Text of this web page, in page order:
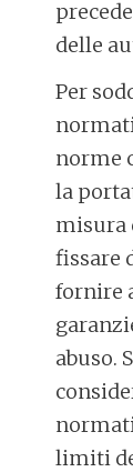
delle
Per
norme
la
misura
fissare
fornire
abuso.
limiti